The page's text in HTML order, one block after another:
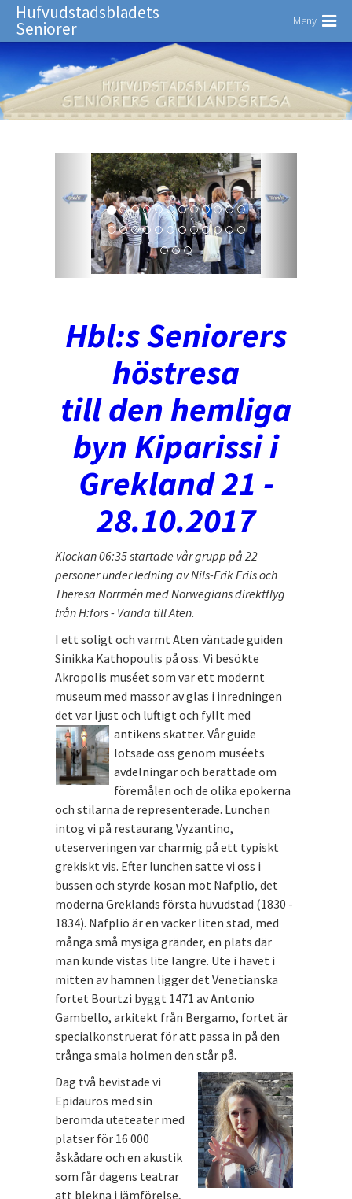
Hufvudstadsbladets
Seniorer Meny
Hbl:s Seniorers
höstresa
till den hemliga
byn Kiparissi i
Grekland 21 -
28.10.2017
Klockan 06:35 startade vår grupp på 22
personer under ledning av Nils-Erik Friis och
Theresa Norrmén med Norwegians direktflyg
från H:fors - Vanda till Aten.
I ett soligt och varmt Aten väntade guiden
Sinikka Kathopoulis på oss. Vi besökte
Akropolis muséet som var ett modernt
museum med massor av glas i inredningen
det var ljust och luftigt och fyllt med
antikens skatter. Vår guide
lotsade oss genom muséets
avdelningar och berättade om
föremålen och de olika epokerna
och stilarna de representerade. Lunchen
intog vi på restaurang Vyzantino,
uteserveringen var charmig på ett typiskt
grekiskt vis. Efter lunchen satte vi oss i
bussen och styrde kosan mot Nafplio, det
moderna Greklands första huvudstad (1830 -
1834). Nafplio är en vacker liten stad, med
många små mysiga gränder, en plats där
man kunde vistas lite längre. Ute i havet i
mitten av hamnen ligger det Venetianska
fortet Bourtzi byggt 1471 av Antonio
Gambello, arkitekt från Bergamo, fortet är
specialkonstruerat för att passa in på den
trånga smala holmen den står på.
Dag två bevistade vi
Epidauros med sin
berömda uteteater med
platser för 16 000
åskådare och en akustik
som får dagens teatrar
att blekna i jämförelse,